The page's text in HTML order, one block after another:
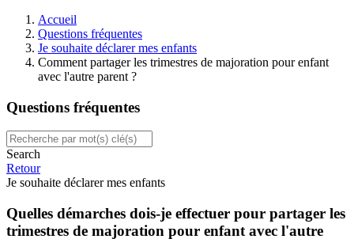
Accueil
Questions fréquentes
Je souhaite déclarer mes enfants
Comment partager les trimestres de majoration pour enfant
avec l'autre parent ?
Questions fréquentes
Search
Retour
Je souhaite déclarer mes enfants
Quelles démarches dois-je effectuer pour partager les
trimestres de majoration pour enfant avec l'autre